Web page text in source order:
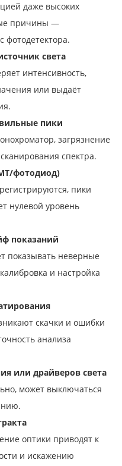
даже высоких
причины —
фотодетектора.
света
интенсивность,
или выдаёт
пики
загрязнение
спектра.
фотодиод)
пики
нулевой уровень
показаний
показывать неверные
и настройка
скачки и ошибки
анализа
или драйверов света
может выключаться
оптики приводят к
и искажению